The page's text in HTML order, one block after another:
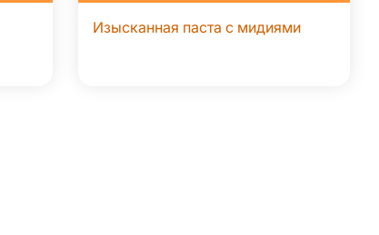
Изысканная паста с мидиями